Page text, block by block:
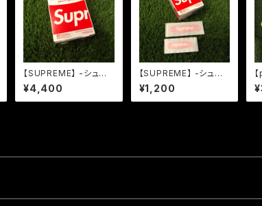
【SUPREME】 -シュプ
リーム-SS19 BAND AI
D
¥4,400
【SUPREME】 -シュプ
リーム-SS19 BAND AI
D バラ売り
¥1,200
s